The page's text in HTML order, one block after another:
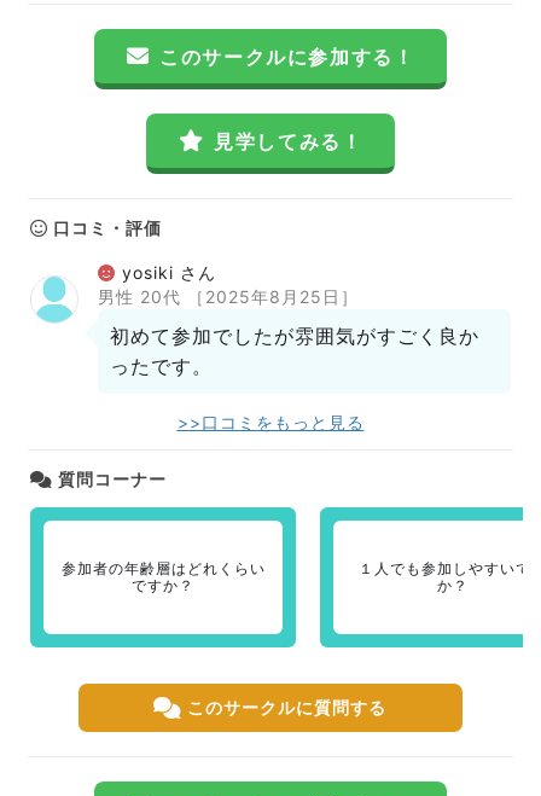
このサークルに参加する！
見学してみる！
口コミ・評価
yosiki さん
男性 20代
［2025年8月25日］
初めて参加でしたが雰囲気がすごく良か
ったです。
>>口コミをもっと見る
質問コーナー
参加者の年齢層はどれくらい
ですか？
１人でも参加しやすいで
か？
このサークルに質問する